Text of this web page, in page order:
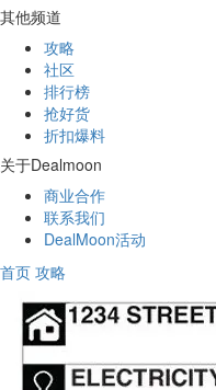
其他频道
攻略
社区
排行榜
抢好货
折扣爆料
关于Dealmoon
商业合作
联系我们
DealMoon活动
首页 攻略